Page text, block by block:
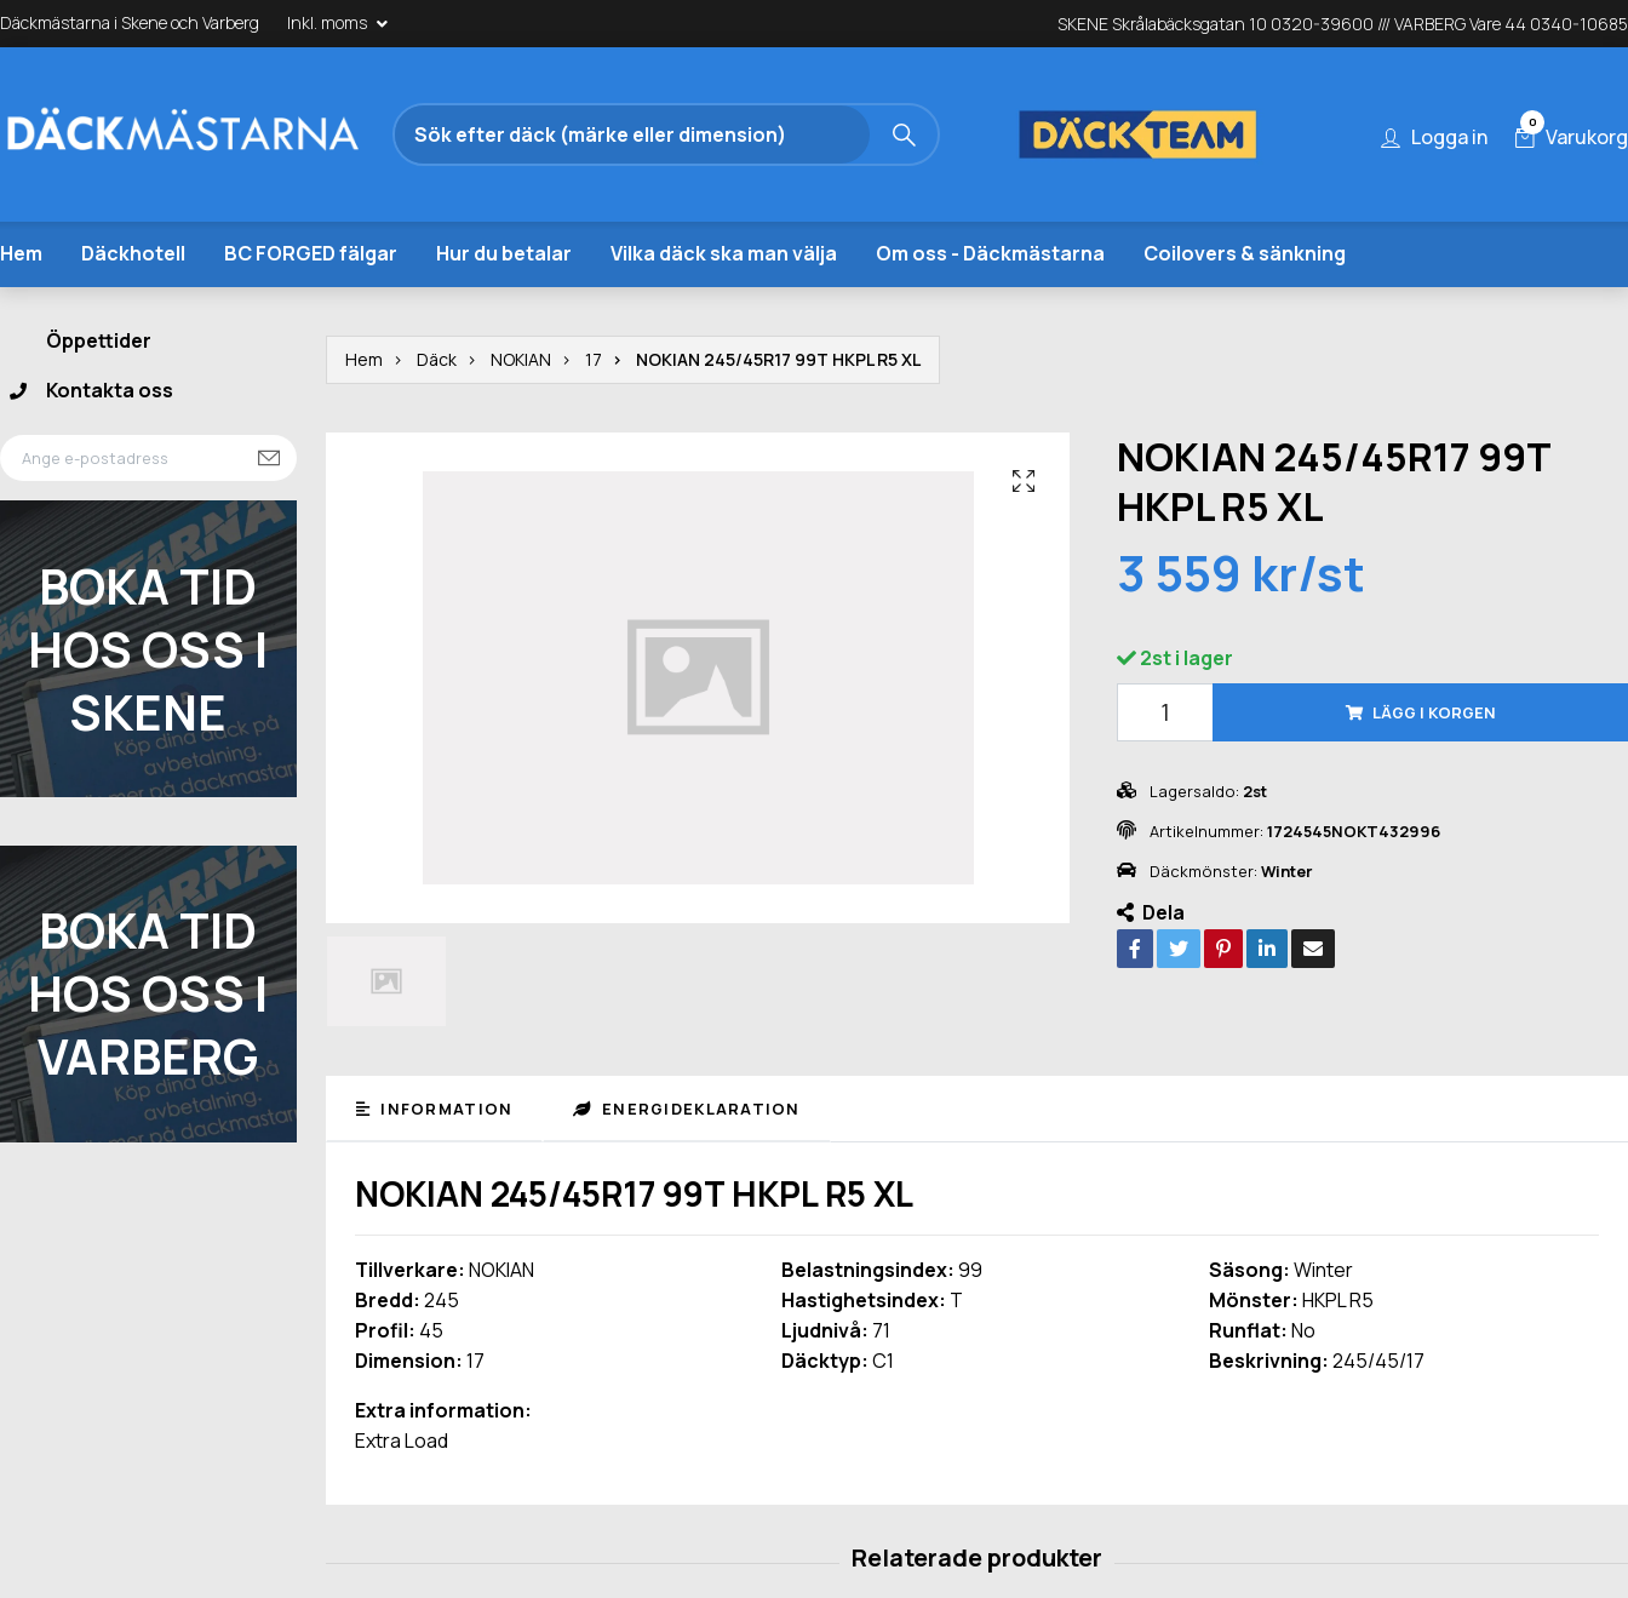
Däckmästarna i Skene och Varberg Inkl. moms SKENE Skrålabäcksgatan 10 0320-39600 /// VARBERG Vare 44 0340-10685
Logga in
0
Varukorg
Hem Däckhotell BC FORGED fälgar Hur du betalar Vilka däck ska man välja Om oss - Däckmästarna Coilovers & sänkning
Öppettider
Kontakta oss
BOKA TID
HOS OSS I
SKENE
BOKA TID
HOS OSS I
VARBERG
Hem Däck NOKIAN 17 NOKIAN 245/45R17 99T HKPL R5 XL
NOKIAN 245/45R17 99T
HKPL R5 XL
3 559 kr/st
2st i lager
LÄGG I KORGEN
Lagersaldo: 2st
Artikelnummer: 1724545NOKT432996
Däckmönster: Winter
Dela
INFORMATION ENERGIDEKLARATION
NOKIAN 245/45R17 99T HKPL R5 XL
Tillverkare: NOKIAN
Bredd: 245
Profil: 45
Dimension: 17
Belastningsindex: 99
Hastighetsindex: T
Ljudnivå: 71
Däcktyp: C1
Säsong: Winter
Mönster: HKPL R5
Runflat: No
Beskrivning: 245/45/17
Extra information:
Extra Load